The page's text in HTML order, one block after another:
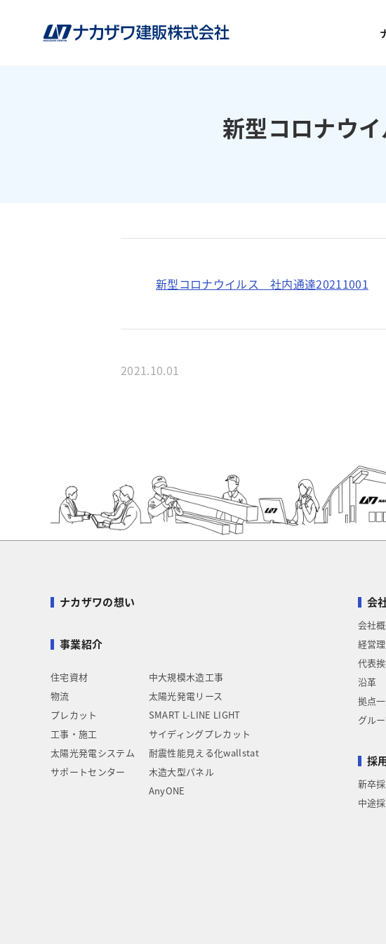
新型コロナウ
新型コロナウイルス 社内通達20211001
2021.10.01
ナカザワの想い
事業紹介
住宅資材
物流
プレカット
工事・施工
太陽光発電システム
サポートセンター
中大規模木造工事
太陽光発電リース
SMART L-LINE LIGHT
サイディングプレカット
耐震性能見える化wallstat
木造大型パネル
AnyONE
会
会社
経営
代表
沿革
拠点
グル
採
新卒
中途